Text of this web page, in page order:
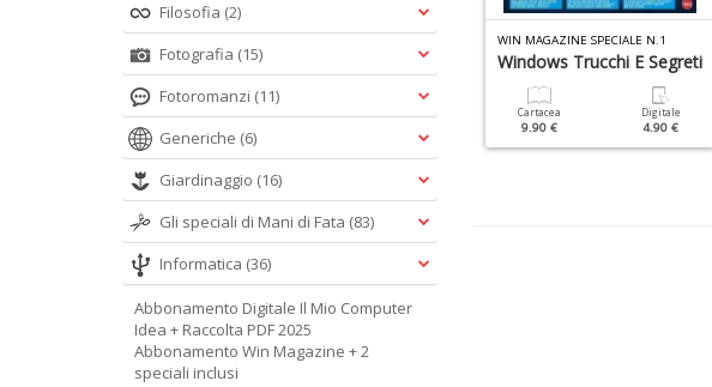
5.90 €
La Guida Facile A
Windows
Digitale
WIN MAGAZINE SPECIALE N.1
Windows Trucchi E Segreti
Cartacea
9.90 €
Digitale
4.90 €
Filosofia (2)
Fotografia (15)
Fotoromanzi (11)
Generiche (6)
Giardinaggio (16)
Gli speciali di Mani di Fata (83)
Informatica (36)
Abbonamento Digitale Il Mio Computer
Idea + Raccolta PDF 2025
Abbonamento Win Magazine + 2
speciali inclusi